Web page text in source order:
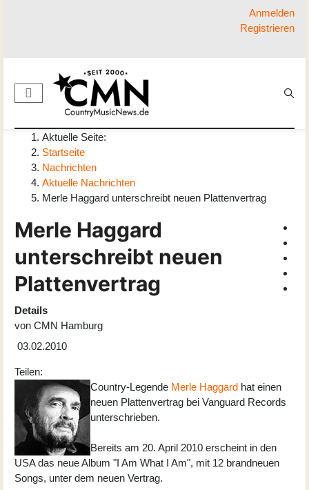
Anmelden
Registrieren
Aktuelle Seite:
Startseite
Nachrichten
Aktuelle Nachrichten
Merle Haggard unterschreibt neuen Plattenvertrag
Merle Haggard
unterschreibt neuen
Plattenvertrag
Details
von CMN Hamburg
03.02.2010
Teilen:
Country-Legende Merle Haggard hat einen
neuen Plattenvertrag bei Vanguard Records
unterschrieben.
Bereits am 20. April 2010 erscheint in den
USA das neue Album "I Am What I Am", mit 12 brandneuen
Songs, unter dem neuen Vertrag.